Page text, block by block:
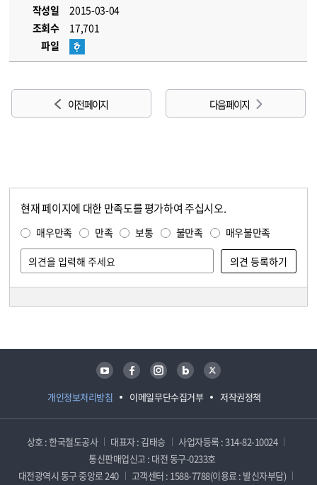
작성일
2015-03-04
조회수
17,701
파일
이전 페이지 다음 페이지
현재 페이지에 대한 만족도를 평가하여 주십시오.
매우만족 만족 보통 불만족 매우불만족
개인정보처리방침 이메일무단수집거부 저작권정책
유튜브 페이스북 인스타그램 블로그 트위터
상호 : 한국철도공사 대표자 : 김태승
사업자등록 : 314-82-10024
통신판매업신고 : 대전 동구-0233호
대전광역시 동구 중앙로 240
고객센터 : 1588-7788(이용료 : 발신자부담)